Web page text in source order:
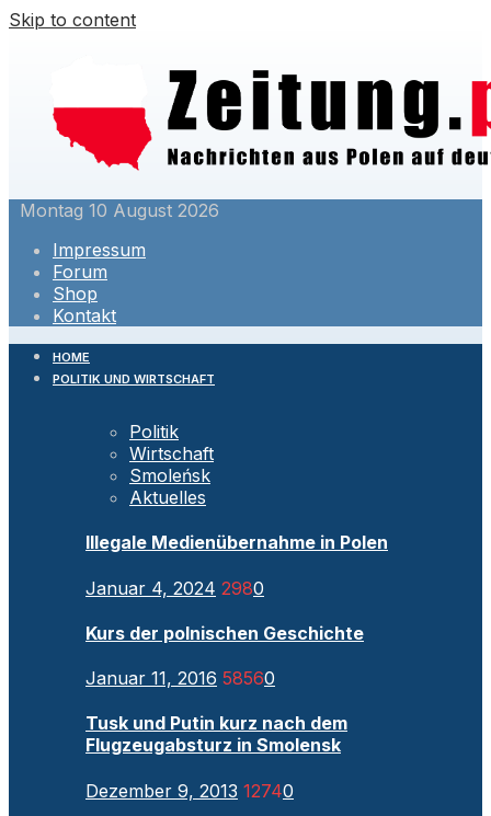
Skip to content
Montag 10 August 2026
Impressum
Forum
Shop
Kontakt
HOME
POLITIK UND WIRTSCHAFT
Politik
Wirtschaft
Smoleńsk
Aktuelles
Illegale Medienübernahme in Polen
Januar 4, 2024 2980
Kurs der polnischen Geschichte
Januar 11, 2016 58560
Tusk und Putin kurz nach dem
Flugzeugabsturz in Smolensk
Dezember 9, 2013 12740